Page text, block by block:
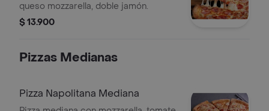
queso mozzarella, doble jamón.
$ 13.900
Pizzas Medianas
Pizza Napolitana Mediana